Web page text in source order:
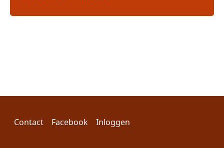
Voet
Contact Facebook Gebruikersmenu
Inloggen